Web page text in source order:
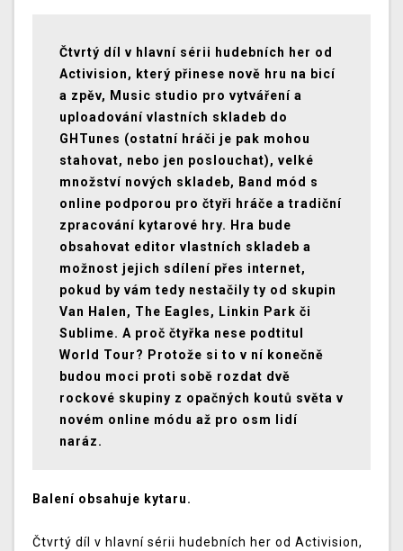
Čtvrtý díl v hlavní sérii hudebních her od
Activision, který přinese nově hru na bicí
a zpěv, Music studio pro vytváření a
uploadování vlastních skladeb do
GHTunes (ostatní hráči je pak mohou
stahovat, nebo jen poslouchat), velké
množství nových skladeb, Band mód s
online podporou pro čtyři hráče a tradiční
zpracování kytarové hry. Hra bude
obsahovat editor vlastních skladeb a
možnost jejich sdílení přes internet,
pokud by vám tedy nestačily ty od skupin
Van Halen, The Eagles, Linkin Park či
Sublime. A proč čtyřka nese podtitul
World Tour? Protože si to v ní konečně
budou moci proti sobě rozdat dvě
rockové skupiny z opačných koutů světa v
novém online módu až pro osm lidí
naráz.
Balení obsahuje kytaru.
Čtvrtý díl v hlavní sérii hudebních her od Activision,